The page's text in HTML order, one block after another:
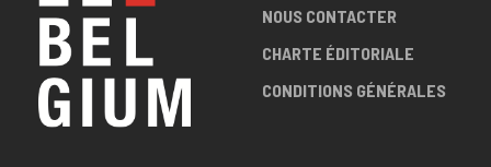
NOUS CONTACTER
CHARTE ÉDITORIALE
CONDITIONS GÉNÉRALES